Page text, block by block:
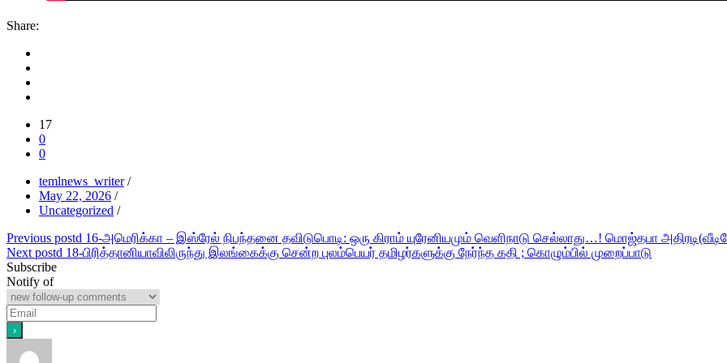
Share:
17
0
0
temlnews_writer /
May 22, 2026 /
Uncategorized /
Post
navigation
Previous postd 16-அமெரிக்கா – இஸ்ரேல் நிபந்தனை தவிடுபொடி: ஒரு கிராம் யுரேனியமும் வெளிநாடு செல்லாது…! மொஜ்தபா
Next postd 18-பிரித்தானியாவிலிருந்து இலங்கைக்கு சென்ற புலம்பெயர் தமிழர்களுக்கு நேர்ந்த கதி ; கொழும்பில் முறைப்பாடு
Subscribe
Notify of